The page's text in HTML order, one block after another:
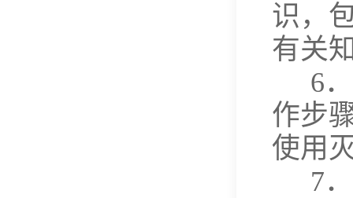
识，
有关
6
作步
使用
7